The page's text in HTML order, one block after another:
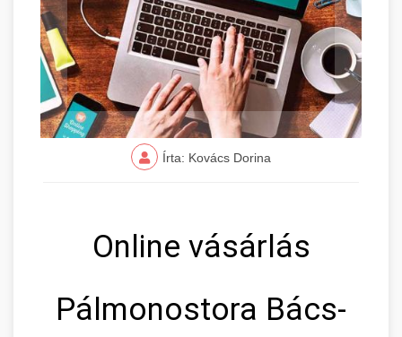
Írta: Kovács Dorina
Online vásárlás
Pálmonostora Bács-